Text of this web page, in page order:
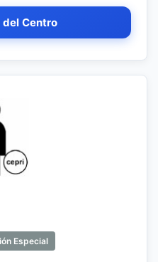
del Centro
Especial